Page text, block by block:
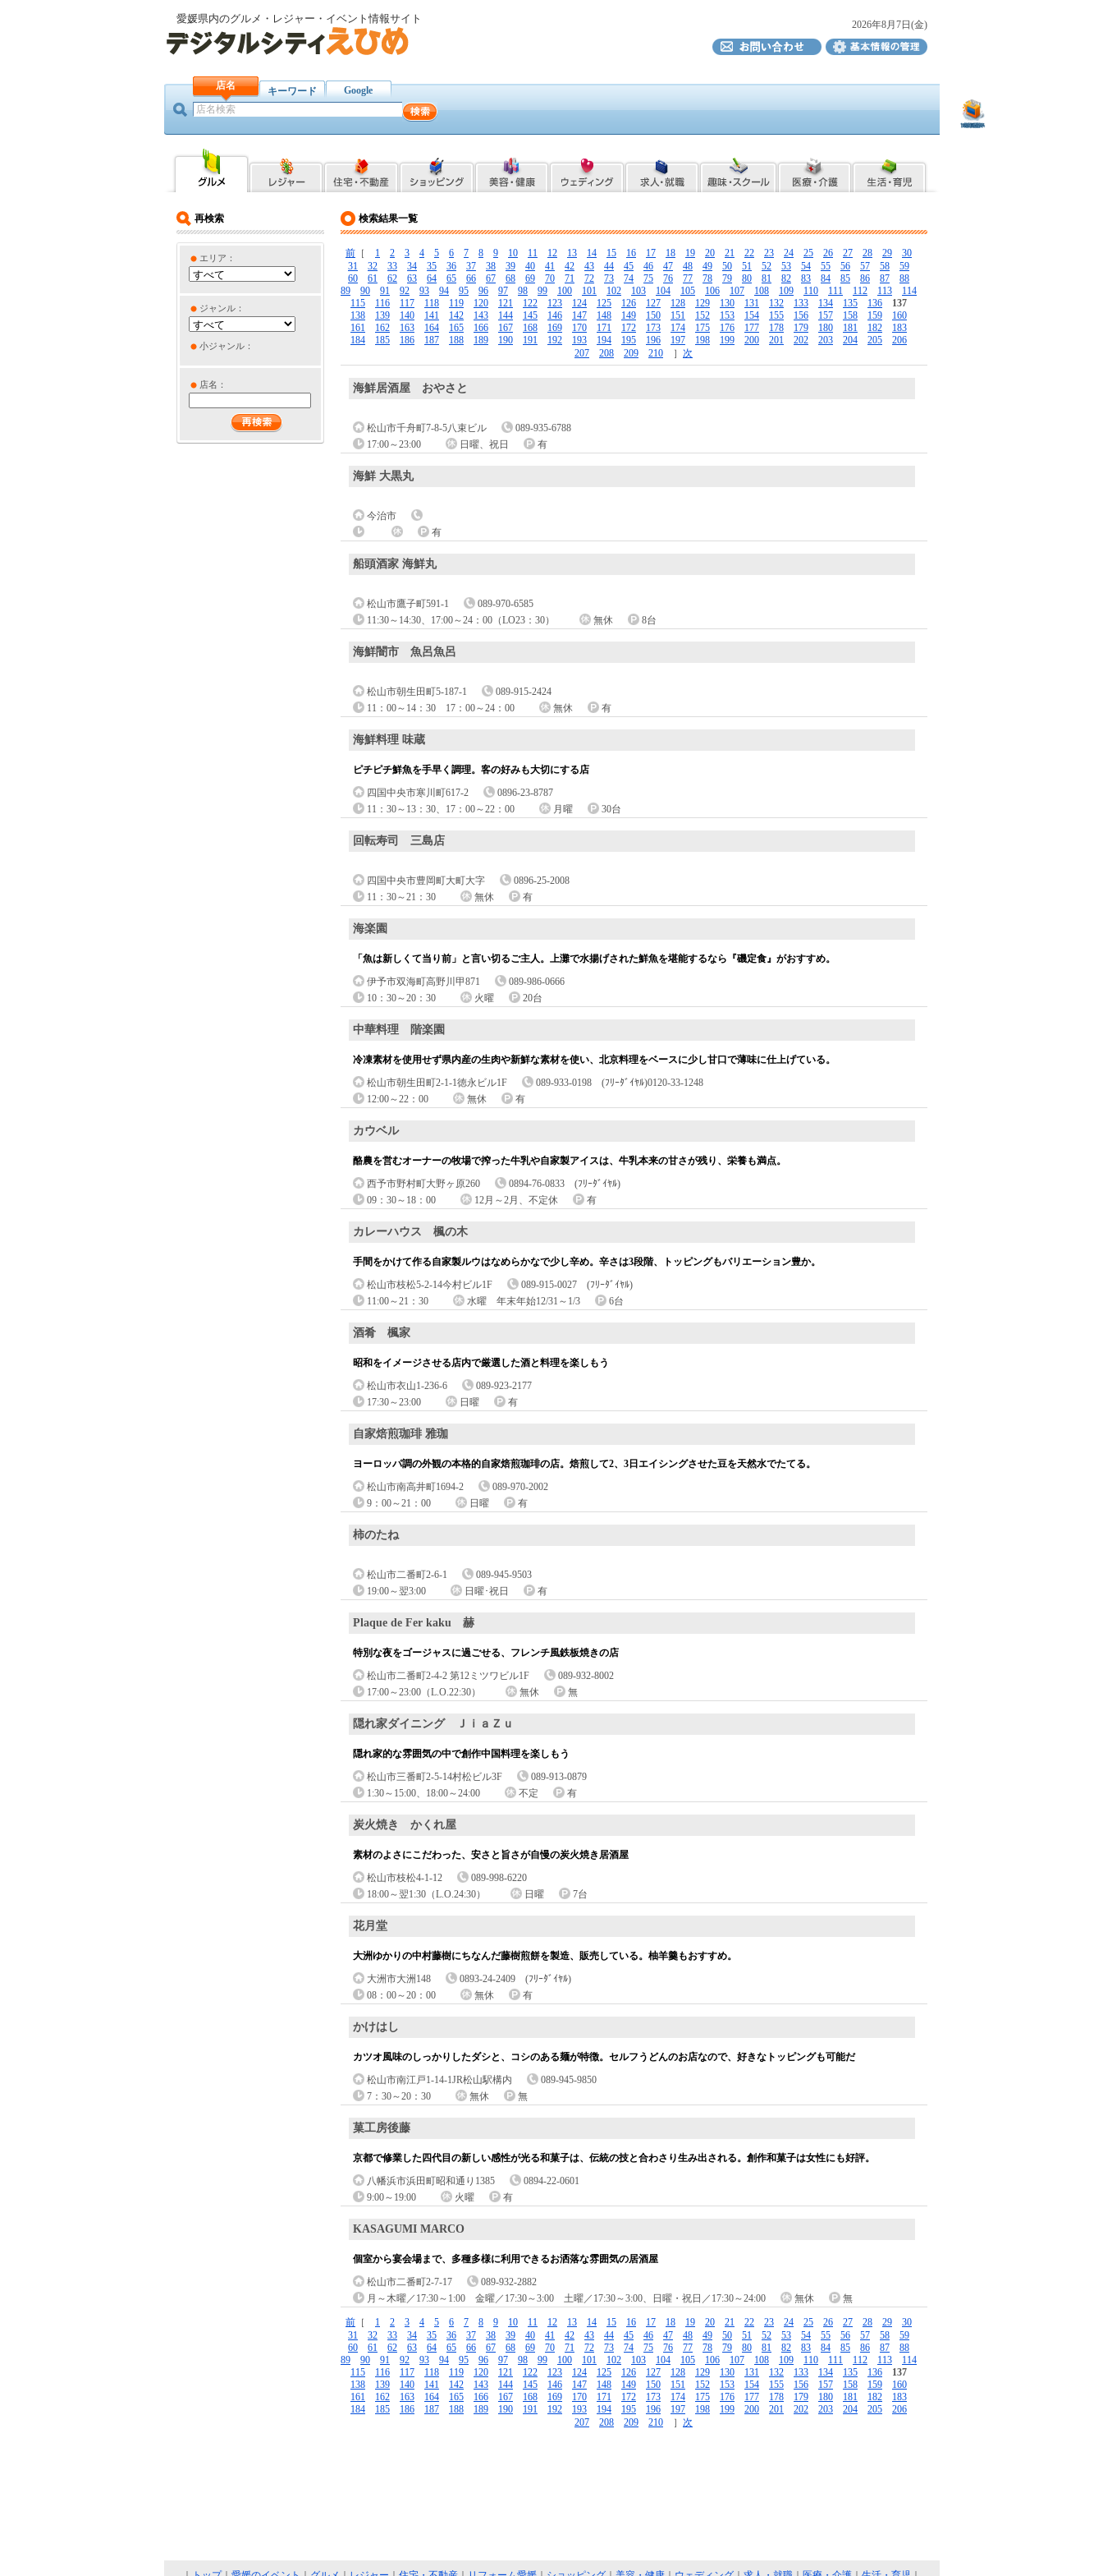
愛媛県内のグルメ・レジャー・イベント情報サイト 2026年8月7日(金)
店名 キーワード Google
再検索
エリア：
ジャンル：
小ジャンル：
店名：
検索結果一覧
前 ［ 1 2 3 4 5 6 7 8 9 10 11 12 13 14 15 16 17 18 19 20 21 22 23 24 25 26 27 28 29
30
31
32 33 34 35 36 37 38 39 40 41 42 43 44 45 46 47 48 49 50 51 52 53 54 55 56 57 58
59
60
61 62 63 64 65 66 67 68 69 70 71 72 73 74 75 76 77 78 79 80 81 82 83 84 85 86 87
88
89
90 91 92 93 94 95 96 97 98 99 100 101 102 103 104 105 106 107 108 109 110 111 112 113
114
115
116 117 118 119 120 121 122 123 124 125 126 127 128 129 130 131 132 133 134 135 136
137
138
139 140 141 142 143 144 145 146 147 148 149 150 151 152 153 154 155 156 157 158 159
160
161
162 163 164 165 166 167 168 169 170 171 172 173 174 175 176 177 178 179 180 181 182
183
184
185 186 187 188 189 190 191 192 193 194 195 196 197 198 199 200 201 202 203 204 205
206
207
208 209 210 ］ 次
海鮮居酒屋 おやさと
松山市千舟町7-8-5八束ビル
089-935-6788
17:00～23:00
日曜、祝日 有
海鮮 大黒丸
今治市
有
船頭酒家 海鮮丸
松山市鷹子町591-1
089-970-6585
11:30～14:30、17:00～24：00（LO23：30）
無休 8台
海鮮闇市 魚呂魚呂
松山市朝生田町5-187-1
089-915-2424
11：00～14：30 17：00～24：00
無休 有
海鮮料理 味蔵
ピチピチ鮮魚を手早く調理。客の好みも大切にする店
四国中央市寒川町617-2
0896-23-8787
11：30～13：30、17：00～22：00
月曜 30台
回転寿司 三島店
四国中央市豊岡町大町大字
0896-25-2008
11：30～21：30
無休 有
海楽園
「魚は新しくて当り前」と言い切るご主人。上灘で水揚げされた鮮魚を堪能するなら『磯定食』がおすすめ。
伊予市双海町高野川甲871
089-986-0666
10：30～20：30
火曜 20台
中華料理 階楽園
冷凍素材を使用せず県内産の生肉や新鮮な素材を使い、北京料理をベースに少し甘口で薄味に仕上げている。
松山市朝生田町2-1-1徳永ビル1F
089-933-0198 (ﾌﾘｰﾀﾞｲﾔﾙ)0120-33-1248
12:00～22：00
無休 有
カウベル
酪農を営むオーナーの牧場で搾った牛乳や自家製アイスは、牛乳本来の甘さが残り、栄養も満点。
西予市野村町大野ヶ原260
0894-76-0833 (ﾌﾘｰﾀﾞｲﾔﾙ)
09：30～18：00
12月～2月、不定休 有
カレーハウス 楓の木
手間をかけて作る自家製ルウはなめらかなで少し辛め。辛さは3段階、トッピングもバリエーション豊か。
松山市枝松5-2-14今村ビル1F
089-915-0027 (ﾌﾘｰﾀﾞｲﾔﾙ)
11:00～21：30
水曜 年末年始12/31～1/3 6台
酒肴 楓家
昭和をイメージさせる店内で厳選した酒と料理を楽しもう
松山市衣山1-236-6
089-923-2177
17:30～23:00
日曜 有
自家焙煎珈琲 雅珈
ヨーロッパ調の外観の本格的自家焙煎珈琲の店。焙煎して2、3日エイシングさせた豆を天然水でたてる。
松山市南高井町1694-2
089-970-2002
9：00～21：00
日曜 有
柿のたね
松山市二番町2-6-1
089-945-9503
19:00～翌3:00
日曜･祝日 有
Plaque de Fer kaku 赫
特別な夜をゴージャスに過ごせる、フレンチ風鉄板焼きの店
松山市二番町2-4-2 第12ミツワビル1F
089-932-8002
17:00～23:00（L.O.22:30）
無休 無
隠れ家ダイニング ＪｉａＺｕ
隠れ家的な雰囲気の中で創作中国料理を楽しもう
松山市三番町2-5-14村松ビル3F
089-913-0879
1:30～15:00、18:00～24:00
不定 有
炭火焼き かくれ屋
素材のよさにこだわった、安さと旨さが自慢の炭火焼き居酒屋
松山市枝松4-1-12
089-998-6220
18:00～翌1:30（L.O.24:30）
日曜 7台
花月堂
大洲ゆかりの中村藤樹にちなんだ藤樹煎餅を製造、販売している。柚羊羹もおすすめ。
大洲市大洲148
0893-24-2409 (ﾌﾘｰﾀﾞｲﾔﾙ)
08：00～20：00
無休 有
かけはし
カツオ風味のしっかりしたダシと、コシのある麺が特徴。セルフうどんのお店なので、好きなトッピングも可能だ
松山市南江戸1-14-1JR松山駅構内
089-945-9850
7：30～20：30
無休 無
菓工房後藤
京都で修業した四代目の新しい感性が光る和菓子は、伝統の技と合わさり生み出される。創作和菓子は女性にも好評。
八幡浜市浜田町昭和通り1385
0894-22-0601
9:00～19:00
火曜 有
KASAGUMI MARCO
個室から宴会場まで、多種多様に利用できるお洒落な雰囲気の居酒屋
松山市二番町2-7-17
089-932-2882
月～木曜／17:30～1:00 金曜／17:30～3:00 土曜／17:30～3:00、日曜・祝日／17:30～24:00
無休 無
前 ［ 1 2 3 4 5 6 7 8 9 10 11 12 13 14 15 16 17 18 19 20 21 22 23 24 25 26 27 28 29
30
31
32 33 34 35 36 37 38 39 40 41 42 43 44 45 46 47 48 49 50 51 52 53 54 55 56 57 58
59
60
61 62 63 64 65 66 67 68 69 70 71 72 73 74 75 76 77 78 79 80 81 82 83 84 85 86 87
88
89
90 91 92 93 94 95 96 97 98 99 100 101 102 103 104 105 106 107 108 109 110 111 112 113
114
115
116 117 118 119 120 121 122 123 124 125 126 127 128 129 130 131 132 133 134 135 136
137
138
139 140 141 142 143 144 145 146 147 148 149 150 151 152 153 154 155 156 157 158 159
160
161
162 163 164 165 166 167 168 169 170 171 172 173 174 175 176 177 178 179 180 181 182
183
184
185 186 187 188 189 190 191 192 193 194 195 196 197 198 199 200 201 202 203 204 205
206
207
208 209 210 ］ 次